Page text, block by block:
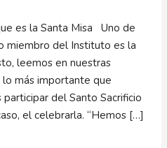
es la Santa Misa Uno de
miembro del Instituto es la
leemos en nuestras
lo más importante que
del Santo Sacrificio
el celebrarla. “Hemos […]